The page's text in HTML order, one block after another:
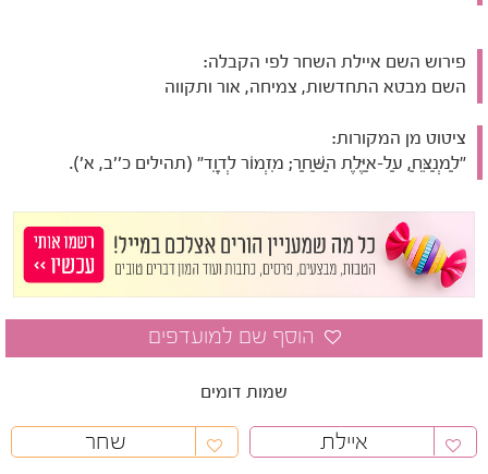
פירוש השם איילת השחר לפי הקבלה:
השם מבטא התחדשות, צמיחה, אור ותקווה
ציטוט מן המקורות:
"לַמְנַצֵּחַ, עַל-אַיֶּלֶת הַשַּׁחַר; מִזְמוֹר לְדָוִד" (תהילים כ''ב, א').
שמות דומים
איילת
שחר